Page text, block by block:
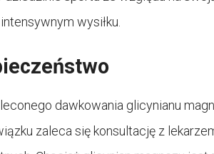
wysiłku.
dawkowania glicynianu
zaleca się konsultację z